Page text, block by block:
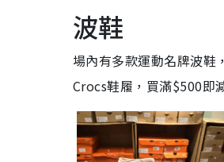
波鞋
場內有多款運動名牌波鞋
Crocs鞋履，買滿$500即